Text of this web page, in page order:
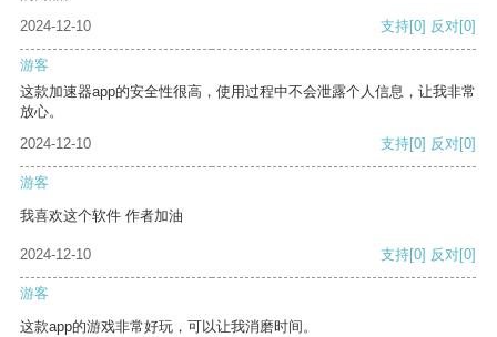
2024-12-10
支持[0] 反对[0]
游客
这款加速器app的安全性很高，使用过程中不会泄露个人信息，让我非常
放心。
2024-12-10
支持[0] 反对[0]
游客
我喜欢这个软件 作者加油
2024-12-10 支持[0] 反对[0]
游客
这款app的游戏非常好玩，可以让我消磨时间。